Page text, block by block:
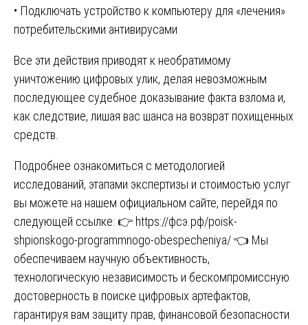
• Подключать устройство к компьютеру для «лечения»
потребительскими антивирусами
Все эти действия приводят к необратимому
уничтожению цифровых улик, делая невозможным
последующее судебное доказывание факта взлома и,
как следствие, лишая вас шанса на возврат похищенных
средств.
Подробнее ознакомиться с методологией
исследований, этапами экспертизы и стоимостью услуг
вы можете на нашем официальном сайте, перейдя по
следующей ссылке: 👉 https://фсэ.рф/poisk-
shpionskogo-programmnogo-obespecheniya/👈 Мы
обеспечиваем научную объективность,
технологическую независимость и бескомпромиссную
достоверность в поиске цифровых артефактов,
гарантируя вам защиту прав, финансовой безопасности